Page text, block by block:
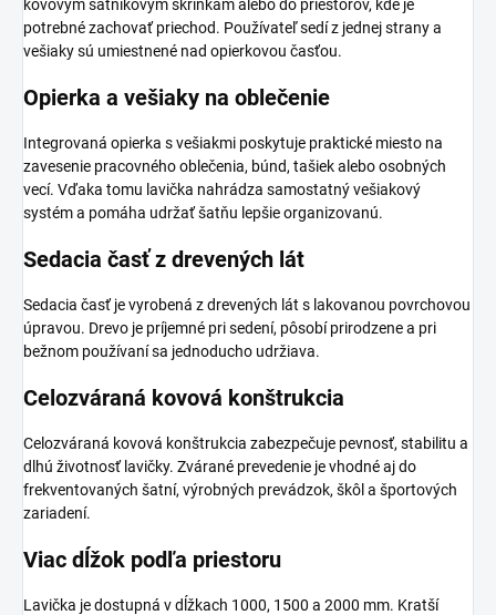
kovovým šatníkovým skrinkám alebo do priestorov, kde je
potrebné zachovať priechod. Používateľ sedí z jednej strany a
vešiaky sú umiestnené nad opierkovou časťou.
Opierka a vešiaky na oblečenie
Integrovaná opierka s vešiakmi poskytuje praktické miesto na
zavesenie pracovného oblečenia, búnd, tašiek alebo osobných
vecí. Vďaka tomu lavička nahrádza samostatný vešiakový
systém a pomáha udržať šatňu lepšie organizovanú.
Sedacia časť z drevených lát
Sedacia časť je vyrobená z drevených lát s lakovanou povrchovou
úpravou. Drevo je príjemné pri sedení, pôsobí prirodzene a pri
bežnom používaní sa jednoducho udržiava.
Celozváraná kovová konštrukcia
Celozváraná kovová konštrukcia zabezpečuje pevnosť, stabilitu a
dlhú životnosť lavičky. Zvárané prevedenie je vhodné aj do
frekventovaných šatní, výrobných prevádzok, škôl a športových
zariadení.
Viac dĺžok podľa priestoru
Lavička je dostupná v dĺžkach 1000, 1500 a 2000 mm. Kratší